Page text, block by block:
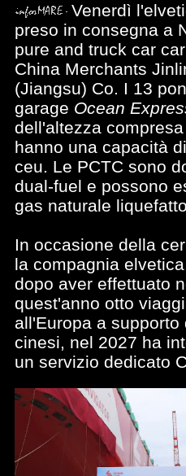
Venerdì
preso in consegna a
pure and truck car
China Merchants
(Jiangsu) Co. I 13
garage Ocean
dell'altezza
hanno una capacità
ceu. Le PCTC sono
dual-fuel e possono
gas naturale
In occasione della
la compagnia
dopo aver effettuato
quest'anno otto
all'Europa a
cinesi, nel 2027 ha
un servizio dedicato